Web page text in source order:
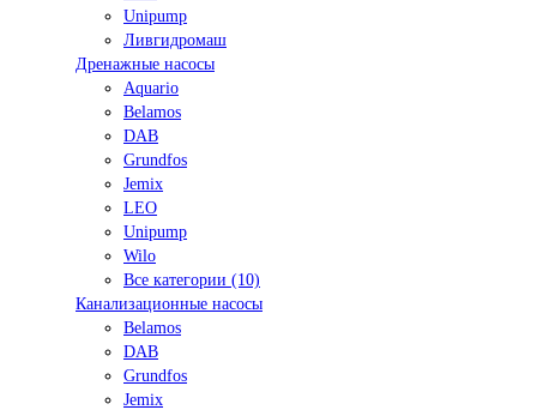
Unipump
Ливгидромаш
Дренажные насосы
Aquario
Belamos
DAB
Grundfos
Jemix
LEO
Unipump
Wilo
Все категории (10)
Канализационные насосы
Belamos
DAB
Grundfos
Jemix